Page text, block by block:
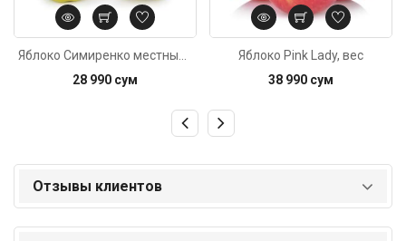
28 990 сум
Яблоко Pink Lady, вес
38 990 сум
Отзывы клиентов